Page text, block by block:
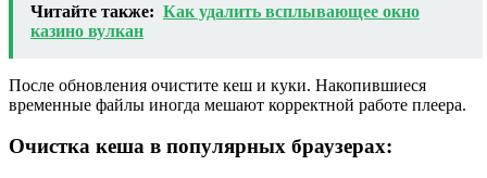
Читайте также: Как удалить всплывающее окно
казино вулкан
После обновления очистите кеш и куки. Накопившиеся
временные файлы иногда мешают корректной работе плеера.
Очистка кеша в популярных браузерах: